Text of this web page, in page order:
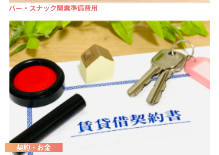
バー・スナック開業準備費用
契約・お金